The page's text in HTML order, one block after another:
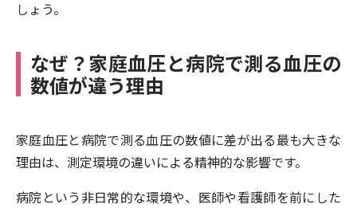
しょう。
なぜ？家庭血圧と病院で測る血圧の
数値が違う理由
家庭血圧と病院で測る血圧の数値に差が出る最も大きな
理由は、測定環境の違いによる精神的な影響です。
病院という非日常的な環境や、医師や看護師を前にした